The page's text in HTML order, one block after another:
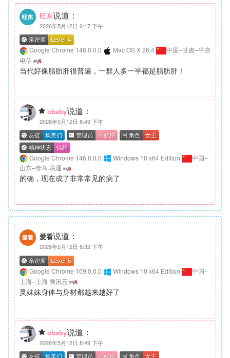
旺东说道：
2026年5月12日 6:17 下午
Google Chrome 148.0.0.0 Mac OS X 26.4
中国–甘肃–平凉
电信
当代好像脂肪肝很普遍，一群人多一半都是脂肪肝！
obaby说道：
2026年5月12日 8:49 下午
Google Chrome 146.0.0.0 Windows 10 x64 Edition
中国–
山东–青岛 联通
的确，现在成了非常常见的病了
爱看说道：
2026年5月12日 6:32 下午
Google Chrome 109.0.0.0 Windows 10 x64 Edition
中国–
上海–上海 腾讯云
灵妹妹身体与身材都越来越好了
obaby说道：
2026年5月12日 8:49 下午